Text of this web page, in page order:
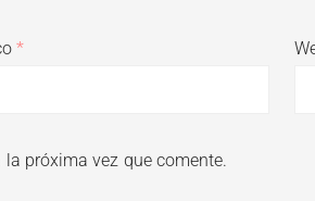
*
próxima vez que comente.